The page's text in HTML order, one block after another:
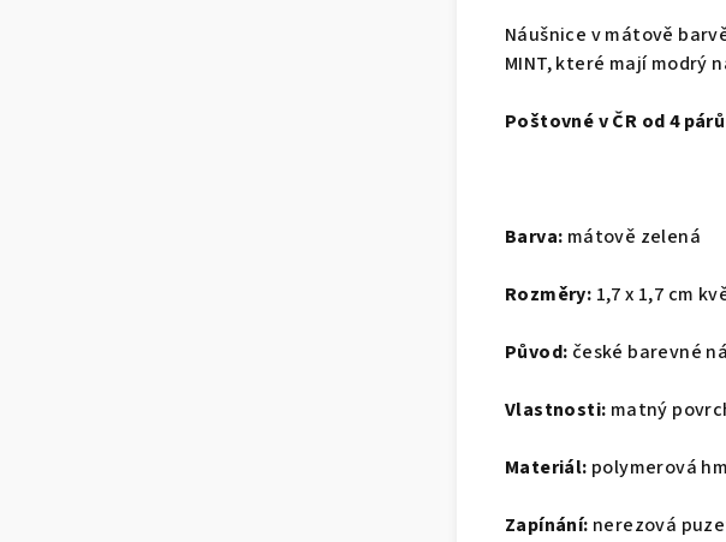
Náušnice v mátově
MINT, které mají modrý
Poštovné v ČR od 4
Barva: mátově zelená
Rozměry: 1,7 x 1,7 cm
Původ: české barevné
Vlastnosti: matný
Materiál: polymerová
Zapínání: nerezová